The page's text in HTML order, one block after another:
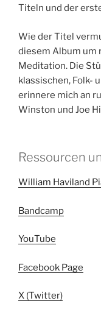
Titeln und der
Wie der Titel
diesem Album um
Meditation. Die
klassischen, Folk-
erinnere mich an
Winston und Joe
Ressourcen
William Haviland
Bandcamp
YouTube
Facebook Page
X (Twitter)